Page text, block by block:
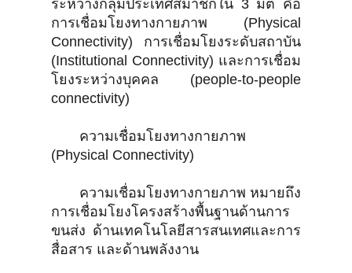
ระหว่างกลุ่มประเทศสมาชิกใน 3 มิติ คือ
การเชื่อมโยงทางกายภาพ (Physical
Connectivity) การเชื่อมโยงระดับสถาบัน
(Institutional Connectivity) และการเชื่อม
โยงระหว่างบุคคล (people-to-people
connectivity)
ความเชื่อมโยงทางกายภาพ
(Physical Connectivity)
ความเชื่อมโยงทางกายภาพ หมายถึง
การเชื่อมโยงโครงสร้างพื้นฐานด้านการ
ขนส่ง ด้านเทคโนโลยีสารสนเทศและการ
สื่อสาร และด้านพลังงาน